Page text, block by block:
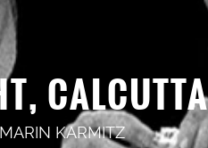
CALCUTTA
MARIN KARMITZ